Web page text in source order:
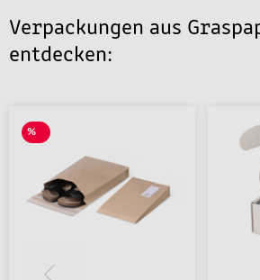
Verpackungen aus
entdecken:
%